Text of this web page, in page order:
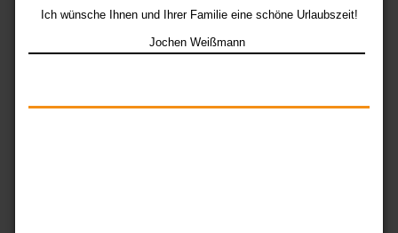
Ich wünsche Ihnen und Ihrer Familie eine schöne Urlaubszeit!
Jochen Weißmann